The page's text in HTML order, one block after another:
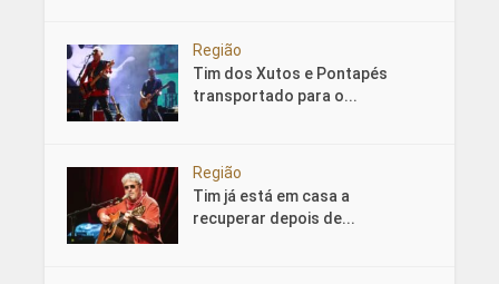
Região
Tim dos Xutos e Pontapés
transportado para o...
Região
Tim já está em casa a
recuperar depois de...